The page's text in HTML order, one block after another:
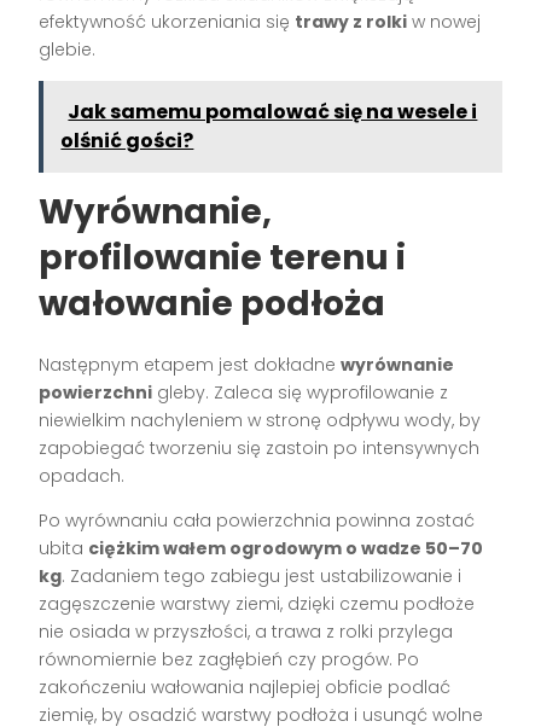
efektywność ukorzeniania się trawy z rolki w nowej
glebie.
Jak samemu pomalować się na wesele i
olśnić gości?
Wyrównanie,
profilowanie terenu i
wałowanie podłoża
Następnym etapem jest dokładnewyrównanie
powierzchni gleby. Zaleca się wyprofilowanie z
niewielkim nachyleniem w stronę odpływu wody, by
zapobiegać tworzeniu się zastoin po intensywnych
opadach.
Po wyrównaniu cała powierzchnia powinna zostać
ubita ciężkim wałem ogrodowym o wadze 50–70
kg. Zadaniem tego zabiegu jest ustabilizowanie i
zagęszczenie warstwy ziemi, dzięki czemu podłoże
nie osiada w przyszłości, a trawa z rolki przylega
równomiernie bez zagłębień czy progów. Po
zakończeniu wałowania najlepiej obficie podlać
ziemię, by osadzić warstwy podłoża i usunąć wolne